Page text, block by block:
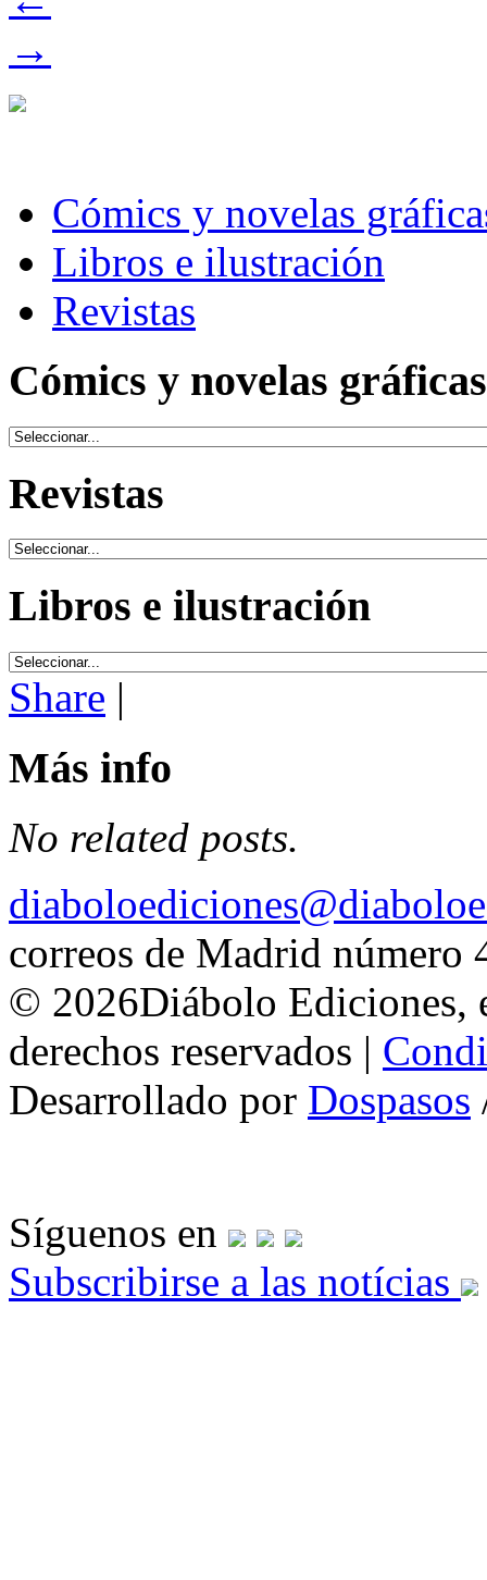
→
Cómics y novelas
Libros e ilustración
Revistas
Cómics y novelas gráficas
Revistas
Libros e ilustración
Share |
Más info
No related posts.
correos de Madrid número
© 2026Diábolo Ediciones,
derechos reservados |
Desarrollado por Dospasos
Síguenos en
Subscribirse a las notícias